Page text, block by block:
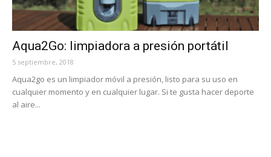
Aqua2Go: limpiadora a presión portátil
5 septiembre, 2018
Aqua2go es un limpiador móvil a presión, listo para su uso en
cualquier momento y en cualquier lugar. Si te gusta hacer deporte
al aire...